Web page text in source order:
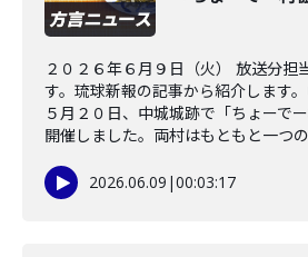
２０２６年６月９日（火） 放送分担
す。琉球新報の記事から紹介します
５月２０日、中城城跡で「ちょーで
開催しました。両村はもともと一つ
2026.06.09 |00:03:17